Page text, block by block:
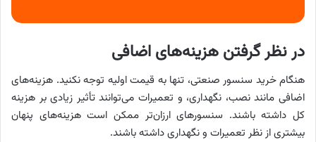
در نظر گرفتن هزینه‌های اضافی
هنگام خرید سنسور صنعتی، تنها به قیمت اولیه توجه نکنید. هزینه‌های
اضافی مانند نصب، نگهداری، و تعمیرات می‌توانند تأثیر زیادی بر هزینه
کل داشته باشند. سنسورهای ارزان‌تر ممکن است هزینه‌های پنهان
بیشتری از نظر تعمیرات و نگهداری داشته باشند.